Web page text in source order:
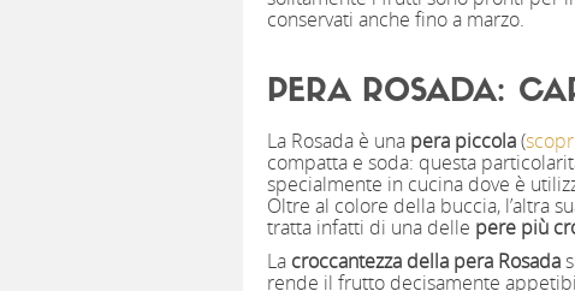
conservati anche fino a marzo.
PERA ROSADA:
La Rosada è una pera piccola(
compatta e soda: questa
specialmente in cucina dove è
Oltre al colore della buccia, l’altra
tratta infatti di una delle pere più
La croccantezza della pera Rosada
rende il frutto decisamente